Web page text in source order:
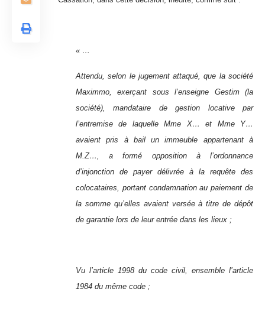
« …
Attendu, selon le jugement attaqué, que la société
Maximmo, exerçant sous l’enseigne Gestim (la
société), mandataire de gestion locative par
l’entremise de laquelle Mme X… et Mme Y…
avaient pris à bail un immeuble appartenant à
M.Z…, a formé opposition à l’ordonnance
d’injonction de payer délivrée à la requête des
colocataires, portant condamnation au paiement de
la somme qu’elles avaient versée à titre de dépôt
de garantie lors de leur entrée dans les lieux ;
Vu l’article 1998 du code civil, ensemble l’article
1984 du même code ;